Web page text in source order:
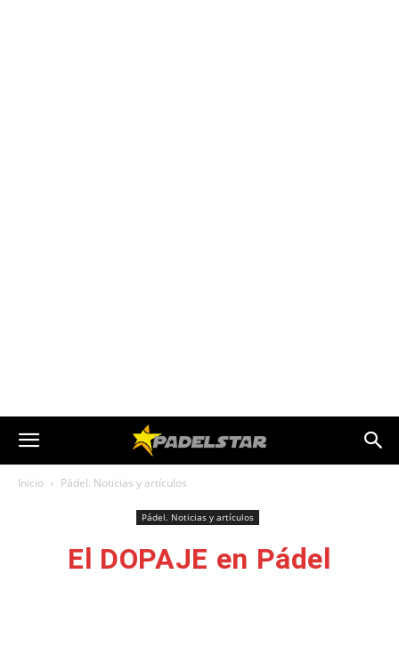
Inicio Pádel. Noticias y artículos
Pádel. Noticias y artículos
El DOPAJE en Pádel